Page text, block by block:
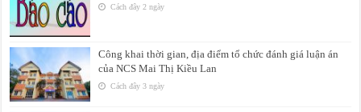
Cách đây 2 ngày
Công khai thời gian, địa điểm tổ chức đánh giá luận án
của NCS Mai Thị Kiều Lan
Cách đây 3 ngày